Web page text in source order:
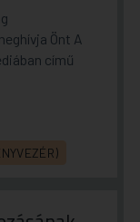
Önt A
című